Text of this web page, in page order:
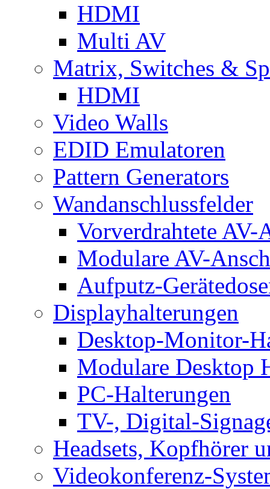
HDMI
Multi AV
Matrix, Switches &
HDMI
Video Walls
EDID Emulatoren
Pattern Generators
Wandanschlussfelder
Vorverdrahtete AV-
Modulare AV-
Aufputz-
Displayhalterungen
Desktop-Monitor-
Modulare Desktop
PC-Halterungen
TV-, Digital-
Headsets, Kopfhörer
Videokonferenz-